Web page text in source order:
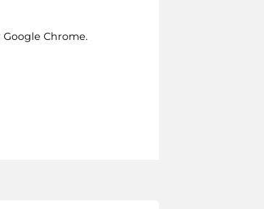
Google Chrome.